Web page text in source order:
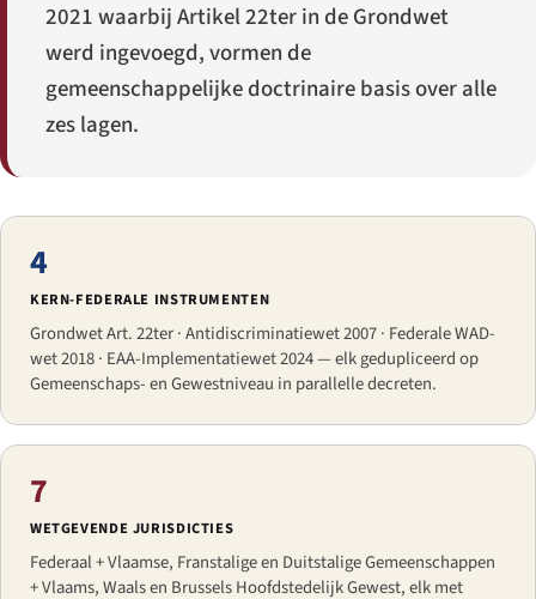
2021 waarbij Artikel 22ter in de Grondwet
werd ingevoegd, vormen de
gemeenschappelijke doctrinaire basis over alle
zes lagen.
4
KERN-FEDERALE INSTRUMENTEN
Grondwet Art. 22ter · Antidiscriminatiewet 2007 · Federale WAD-
wet 2018 · EAA-Implementatiewet 2024 — elk gedupliceerd op
Gemeenschaps- en Gewestniveau in parallelle decreten.
7
WETGEVENDE JURISDICTIES
Federaal + Vlaamse, Franstalige en Duitstalige Gemeenschappen
+ Vlaams, Waals en Brussels Hoofdstedelijk Gewest, elk met